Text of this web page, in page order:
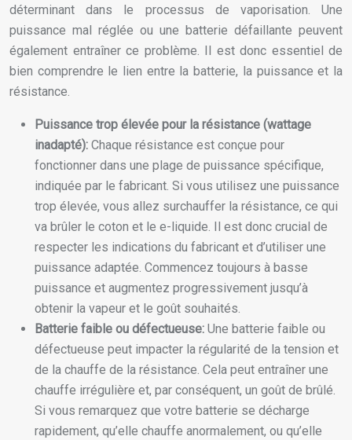
déterminant dans le processus de vaporisation. Une
puissance mal réglée ou une batterie défaillante peuvent
également entraîner ce problème. Il est donc essentiel de
bien comprendre le lien entre la batterie, la puissance et la
résistance.
Puissance trop élevée pour la résistance (wattage
inadapté): Chaque résistance est conçue pour
fonctionner dans une plage de puissance spécifique,
indiquée par le fabricant. Si vous utilisez une puissance
trop élevée, vous allez surchauffer la résistance, ce qui
va brûler le coton et le e-liquide. Il est donc crucial de
respecter les indications du fabricant et d’utiliser une
puissance adaptée. Commencez toujours à basse
puissance et augmentez progressivement jusqu’à
obtenir la vapeur et le goût souhaités.
Batterie faible ou défectueuse: Une batterie faible ou
défectueuse peut impacter la régularité de la tension et
de la chauffe de la résistance. Cela peut entraîner une
chauffe irrégulière et, par conséquent, un goût de brûlé.
Si vous remarquez que votre batterie se décharge
rapidement, qu’elle chauffe anormalement, ou qu’elle